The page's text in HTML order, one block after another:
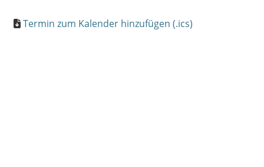
Termin zum Kalender hinzufügen (.ics)